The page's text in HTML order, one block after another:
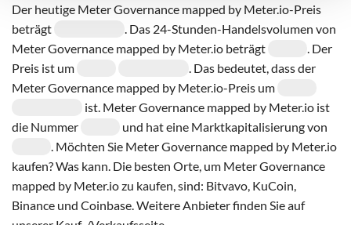
Der heutige Meter Governance mapped by Meter.io-Preis
beträgt
. Das 24-Stunden-Handelsvolumen von
Meter Governance mapped by Meter.io beträgt
. Der
Preis ist um
. Das bedeutet, dass der
Meter Governance mapped by Meter.io-Preis um
ist. Meter Governance mapped by Meter.io ist
die Nummer
und hat eine Marktkapitalisierung von
. Möchten Sie Meter Governance mapped by Meter.io
kaufen? Was kann. Die besten Orte, um Meter Governance
mapped by Meter.io zu kaufen, sind: Bitvavo, KuCoin,
Binance und Coinbase. Weitere Anbieter finden Sie auf